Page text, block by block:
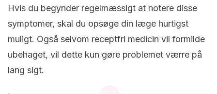
Hvis du begynder regelmæssigt at notere disse
symptomer, skal du opsøge din læge hurtigst
muligt. Også selvom receptfri medicin vil formilde
ubehaget, vil dette kun gøre problemet værre på
lang sigt.